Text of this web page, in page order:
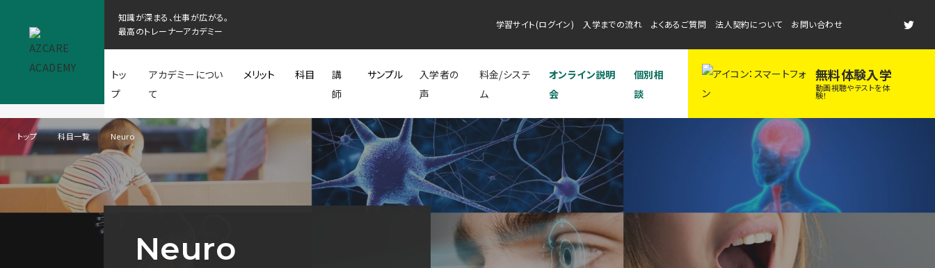
知識が深まる、仕事が広がる。
最高のトレーナーアカデミー
学習サイト(ログイン) 入学までの流れ よくあるご質問 法人契約について お問い合わせ
トッ
プ
アカデミーについ
て
メリット 科目
講
師
サンプル
入学者の
声
料金/システ
ム
オンライン説明
会
個別相
談
無料体験入学
動画視聴やテストを体
験！
トップ 科目一覧 Neuro
Neuro